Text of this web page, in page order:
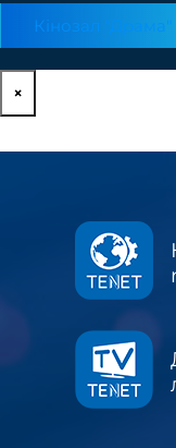
Кінозал "Драма"
×